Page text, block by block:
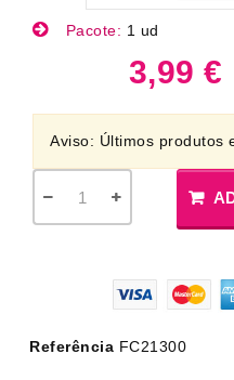
Pacote: 1 ud
3,99 €
Aviso: Últimos produtos
Referência FC21300